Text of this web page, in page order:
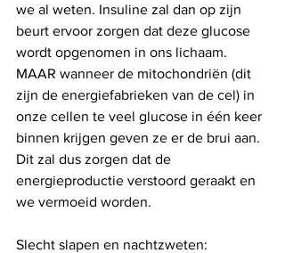
we al weten. Insuline zal dan op zijn
beurt ervoor zorgen dat deze glucose
wordt opgenomen in ons lichaam.
MAAR wanneer de mitochondriën (dit
zijn de energiefabrieken van de cel) in
onze cellen te veel glucose in één keer
binnen krijgen geven ze er de brui aan.
Dit zal dus zorgen dat de
energieproductie verstoord geraakt en
we vermoeid worden.
Slecht slapen en nachtzweten: